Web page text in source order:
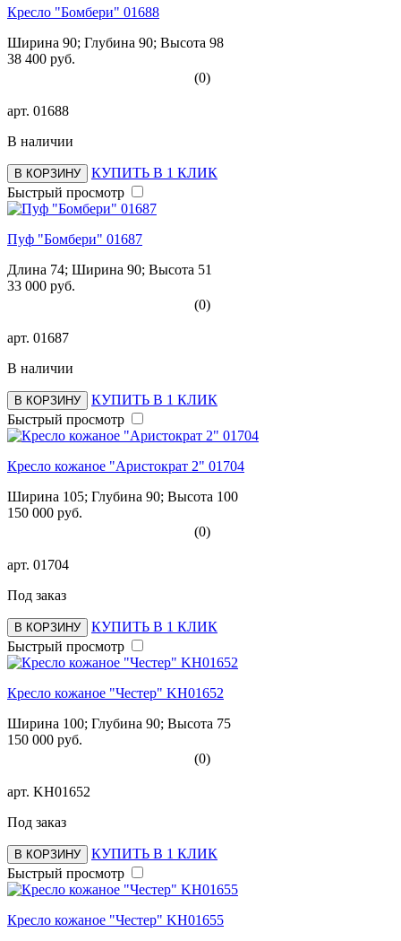
Кресло "Бомбери" 01688
Ширина 90; Глубина 90; Высота 98
38 400 руб.
(0)
арт. 01688
В наличии
В КОРЗИНУ
КУПИТЬ В 1 КЛИК
Быстрый просмотр
Пуф "Бомбери" 01687
Длина 74; Ширина 90; Высота 51
33 000 руб.
(0)
арт. 01687
В наличии
В КОРЗИНУ
КУПИТЬ В 1 КЛИК
Быстрый просмотр
Кресло кожаное "Аристократ 2" 01704
Ширина 105; Глубина 90; Высота 100
150 000 руб.
(0)
арт. 01704
Под заказ
В КОРЗИНУ
КУПИТЬ В 1 КЛИК
Быстрый просмотр
Кресло кожаное "Честер" KH01652
Ширина 100; Глубина 90; Высота 75
150 000 руб.
(0)
арт. KH01652
Под заказ
В КОРЗИНУ
КУПИТЬ В 1 КЛИК
Быстрый просмотр
Кресло кожаное "Честер" KH01655